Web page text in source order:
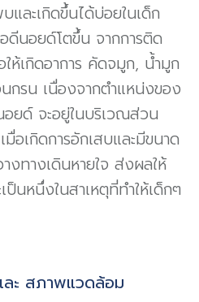
ละเกิดขึ้นได้บ่อยในเด็ก
ดีนอยด์โตขึ้น จากการติด
ห้เกิดอาการ คัดจมูก, น้ำมูก
กรน เนื่องจากตำแหน่งของ
ยด์ จะอยู่ในบริเวณส่วน
อเกิดการอักเสบและมีขนาด
งทางเดินหายใจ ส่งผลให้
ป็นหนึ่งในสาเหตุที่ทำให้เด็กๆ
ะ สภาพแวดล้อม